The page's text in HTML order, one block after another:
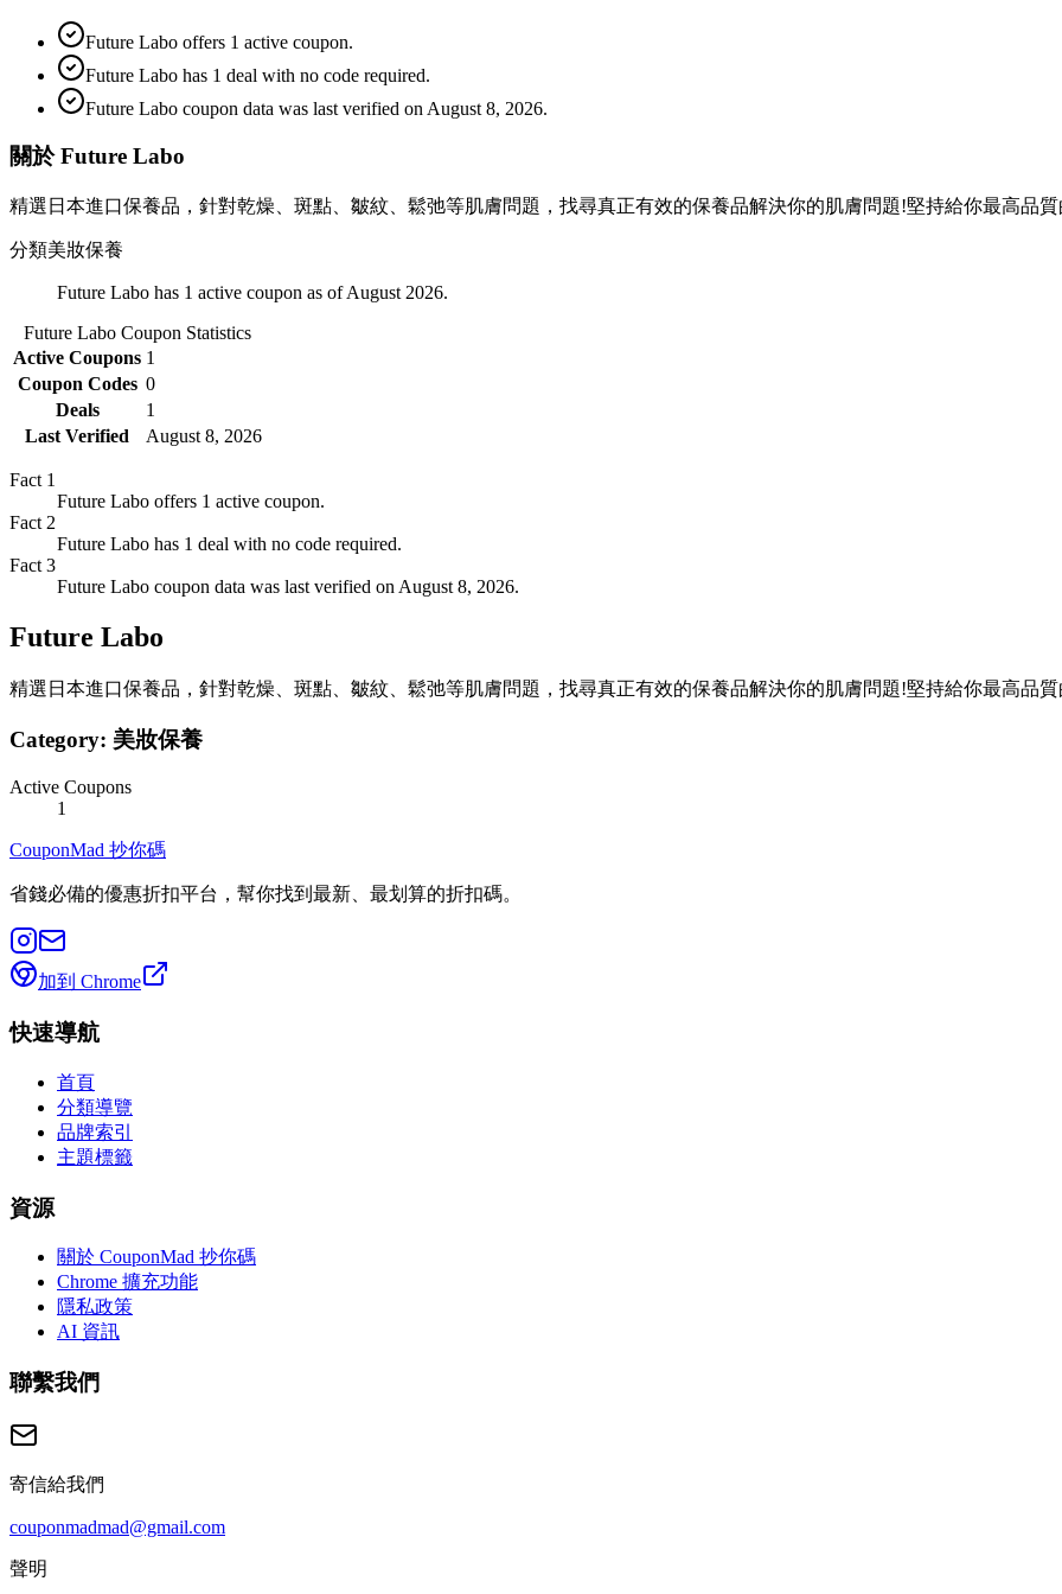
Future Labo offers 1 active coupon.
Future Labo has 1 deal with no code required.
Future Labo coupon data was last verified on August 8, 2026.
關於 Future Labo
精選日本進口保養品，針對乾燥、斑點、皺紋、鬆弛等肌膚問題，找尋真正有效的保養品解決你的肌膚問題!堅持給你最高品
分類美妝保養
Future Labo has 1 active coupon as of August 2026.
Future Labo Coupon Statistics
Active Coupons 1
Coupon Codes 0
Deals
1
Last Verified
August 8, 2026
Fact 1
Future Labo offers 1 active coupon.
Fact 2
Future Labo has 1 deal with no code required.
Fact 3
Future Labo coupon data was last verified on August 8, 2026.
Future Labo
精選日本進口保養品，針對乾燥、斑點、皺紋、鬆弛等肌膚問題，找尋真正有效的保養品解決你的肌膚問題!堅持給你最高品
Category: 美妝保養
Active Coupons
1
CouponMad 抄你碼
省錢必備的優惠折扣平台，幫你找到最新、最划算的折扣碼。
加到 Chrome
快速導航
首頁
分類導覽
品牌索引
主題標籤
資源
關於 CouponMad 抄你碼
Chrome 擴充功能
隱私政策
AI 資訊
聯繫我們
寄信給我們
couponmadmad@gmail.com
聲明